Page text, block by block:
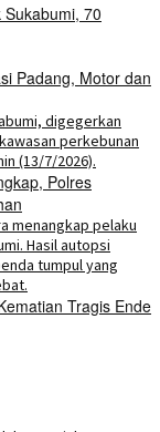
70
Padang, Motor dan
Polres
Tragis Ende